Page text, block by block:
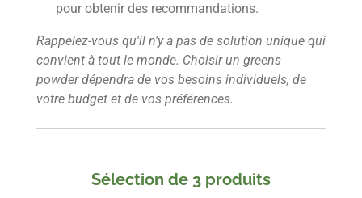
pour obtenir des recommandations.
Rappelez-vous qu'il n'y a pas de solution unique qui
convient à tout le monde. Choisir un greens
powder dépendra de vos besoins individuels, de
votre budget et de vos préférences.
Sélection de 3 produits